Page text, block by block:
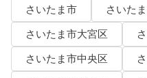
さいたま市 さいた
さいたま市大宮区
さいたま市中央区